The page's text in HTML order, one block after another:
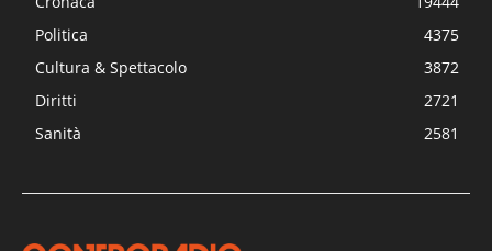
Politica
4375
Cultura & Spettacolo
3872
Diritti
2721
Sanità
2581